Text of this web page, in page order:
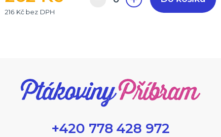
216 Kč bez DPH
+420 778 428 972